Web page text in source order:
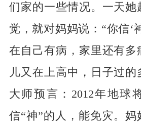
们家的一些情况。一天她
觉，就对妈妈说：“你信‘
在自己有病，家里还有多
儿又在上高中，日子过
大师预言：2012年地球
信“神”的人，能免灾。妈